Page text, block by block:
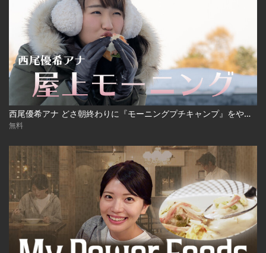
西尾優希アナ どさ朝終わりに『モーニングプチキャンプ』をやってみた！
無料